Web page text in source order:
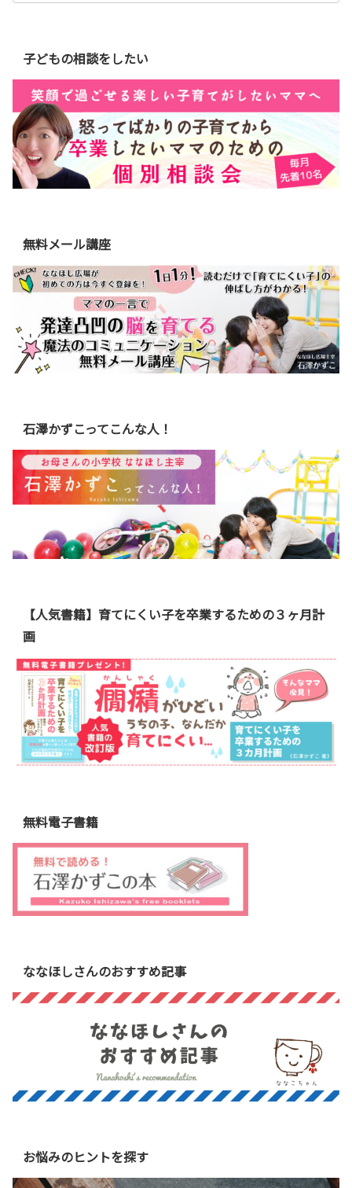
子どもの相談をしたい
無料メール講座
石澤かずこってこんな人！
【人気書籍】育てにくい子を卒業するための３ヶ月計
画
無料電子書籍
ななほしさんのおすすめ記事
お悩みのヒントを探す